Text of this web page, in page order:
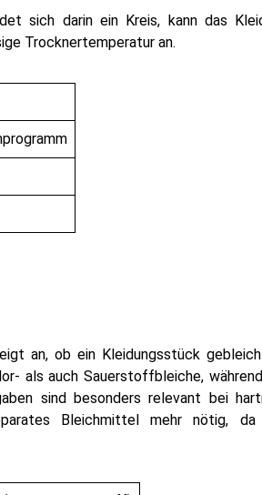
sich darin ein Kreis, kann das
Trocknertemperatur an.
an, ob ein Kleidungsstück
als auch Sauerstoffbleiche,
sind besonders relevant bei
Bleichmittel mehr nötig, da